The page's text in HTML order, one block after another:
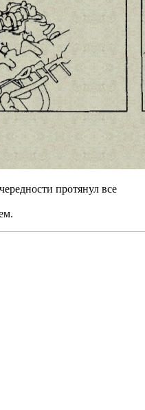
протянул все